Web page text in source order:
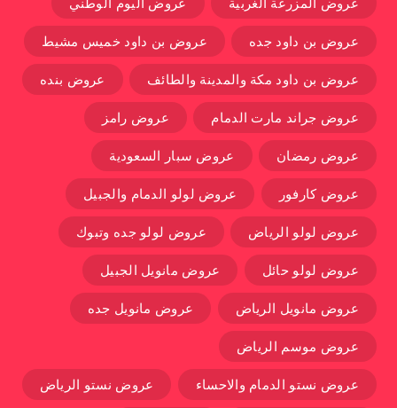
عروض بن داود جده عروض بن داود خميس مشيط
عروض بن داود مكة والمدينة والطائف عروض بنده
عروض جراند مارت الدمام عروض رامز
عروض رمضان عروض سبار السعودية
عروض كارفور عروض لولو الدمام والجبيل
عروض لولو الرياض عروض لولو جده وتبوك
عروض لولو حائل عروض مانويل الجبيل
عروض مانويل الرياض عروض مانويل جده
عروض موسم الرياض
عروض نستو الدمام والاحساء عروض نستو الرياض